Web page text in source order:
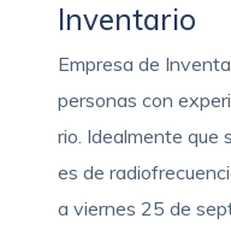
Inventario
Empresa de
personas con
rio. Idealmente que
es de
a viernes 25 de